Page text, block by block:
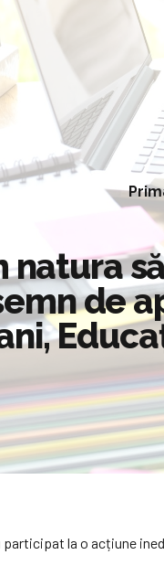
de
participat la o acțiune